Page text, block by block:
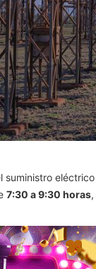
suministro
7:30 a 9:30 horas